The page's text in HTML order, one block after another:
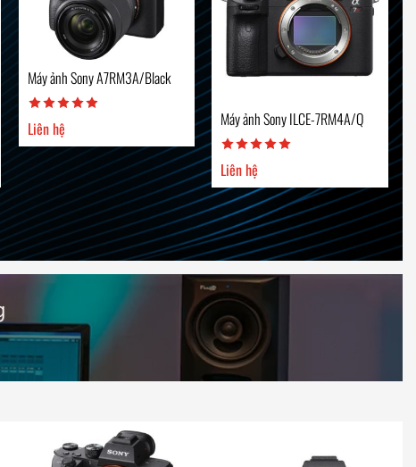
Máy ảnh Sony A7RM3A/Black
Liên hệ Máy ảnh Sony ILCE-7RM4A/Q
Liên hệ